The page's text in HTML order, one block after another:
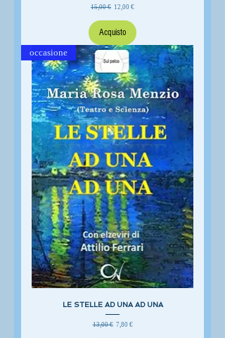
Prezzo regolare
15,00 € Prezzo scontato
12,00 €
Acquisto
occasione
LE STELLE AD UNA AD UNA
Prezzo regolare
13,00 € Prezzo scontato
7,80 €